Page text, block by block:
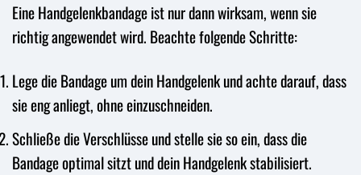
Eine Handgelenkbandage ist nur dann wirksam, wenn sie
richtig angewendet wird. Beachte folgende Schritte:
Lege die Bandage um dein Handgelenk und achte darauf, dass
sie eng anliegt, ohne einzuschneiden.
Schließe die Verschlüsse und stelle sie so ein, dass die
Bandage optimal sitzt und dein Handgelenk stabilisiert.